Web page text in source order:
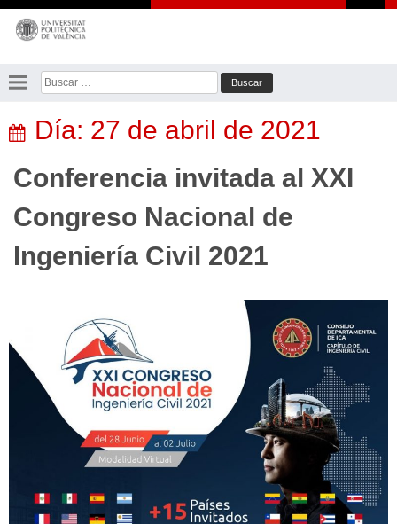
Saltar
contenido
Buscar:
Día: 27 de abril de 2021
Conferencia invitada al XXI
Congreso Nacional de
Ingeniería Civil 2021